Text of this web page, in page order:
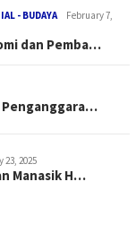
- BUDAYA
February 7,
dan Pemba…
Penganggara…
23, 2025
Manasik H…